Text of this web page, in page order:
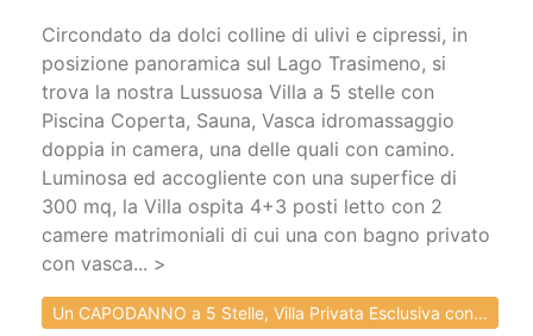
Circondato da dolci colline di ulivi e cipressi, in
posizione panoramica sul Lago Trasimeno, si
trova la nostra Lussuosa Villa a 5 stelle con
Piscina Coperta, Sauna, Vasca idromassaggio
doppia in camera, una delle quali con camino.
Luminosa ed accogliente con una superfice di
300 mq, la Villa ospita 4+3 posti letto con 2
camere matrimoniali di cui una con bagno privato
con vasca... >
Un CAPODANNO a 5 Stelle, Villa Privata Esclusiva con...